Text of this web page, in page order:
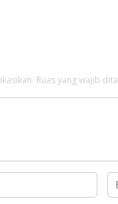
Ruas yang wajib